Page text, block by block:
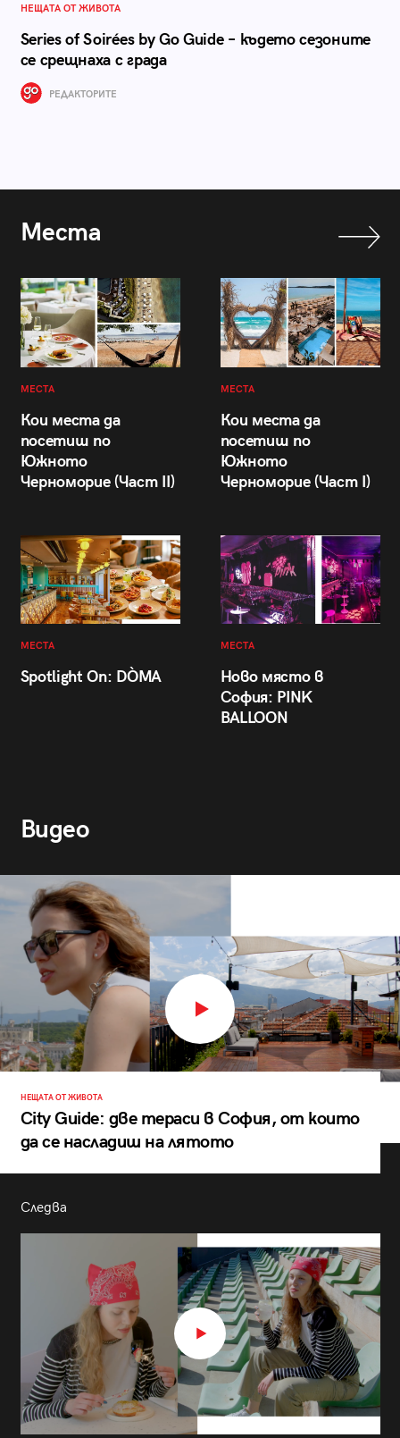
НЕЩАТА ОТ ЖИВОТА
Series of Soirées by Go Guide – където сезоните
се срещнаха с града
РЕДАКТОРИТЕ
Места
МЕСТА
Кои места да
посетиш по
Южното
Черноморие (Част II)
МЕСТА
Кои места да
посетиш по
Южното
Черноморие (Част I)
МЕСТА
Spotlight On: DÒMA
МЕСТА
Ново място в
София: PINK
BALLOON
Видео
НЕЩАТА ОТ ЖИВОТА
City Guide: две тераси в София, от които
да се насладиш на лятото
Следва